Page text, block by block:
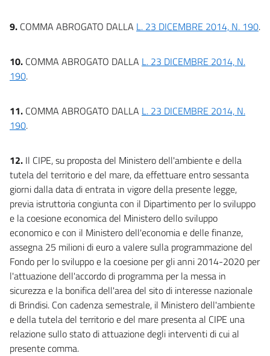
9. COMMA ABROGATO DALLA L. 23 DICEMBRE 2014, N. 190.
10. COMMA ABROGATO DALLA L. 23 DICEMBRE 2014, N.
190.
11. COMMA ABROGATO DALLA L. 23 DICEMBRE 2014, N.
190.
12. Il CIPE, su proposta del Ministero dell'ambiente e della
tutela del territorio e del mare, da effettuare entro sessanta
giorni dalla data di entrata in vigore della presente legge,
previa istruttoria congiunta con il Dipartimento per lo sviluppo
e la coesione economica del Ministero dello sviluppo
economico e con il Ministero dell'economia e delle finanze,
assegna 25 milioni di euro a valere sulla programmazione del
Fondo per lo sviluppo e la coesione per gli anni 2014-2020 per
l'attuazione dell'accordo di programma per la messa in
sicurezza e la bonifica dell'area del sito di interesse nazionale
di Brindisi. Con cadenza semestrale, il Ministero dell'ambiente
e della tutela del territorio e del mare presenta al CIPE una
relazione sullo stato di attuazione degli interventi di cui al
presente comma.